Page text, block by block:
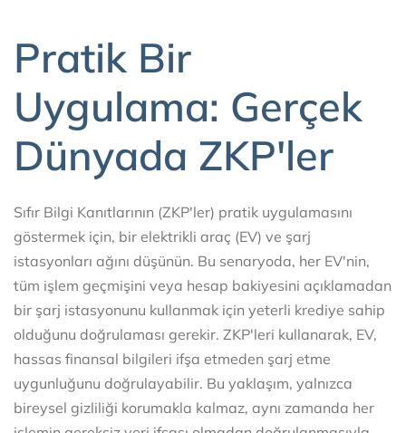
Pratik Bir
Uygulama: Gerçek
Dünyada ZKP'ler
Sıfır Bilgi Kanıtlarının (ZKP'ler) pratik uygulamasını
göstermek için, bir elektrikli araç (EV) ve şarj
istasyonları ağını düşünün. Bu senaryoda, her EV'nin,
tüm işlem geçmişini veya hesap bakiyesini açıklamadan
bir şarj istasyonunu kullanmak için yeterli krediye sahip
olduğunu doğrulaması gerekir. ZKP'leri kullanarak, EV,
hassas finansal bilgileri ifşa etmeden şarj etme
uygunluğunu doğrulayabilir. Bu yaklaşım, yalnızca
bireysel gizliliği korumakla kalmaz, aynı zamanda her